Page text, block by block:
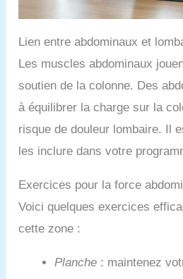
Lien entre abdominaux et
Les muscles abdominaux
soutien de la colonne. Des
à équilibrer la charge sur la
risque de douleur lombaire. Il
les inclure dans votre
Exercices pour la force
Voici quelques exercices
cette zone :
Planche : maintenez